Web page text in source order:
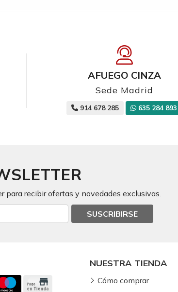
AFUEGO CINZA
Sede Madrid
914 678 285 635 284 893
para recibir ofertas y novedades exclusivas.
SUSCRIBIRSE
NUESTRA TIENDA
Cómo comprar